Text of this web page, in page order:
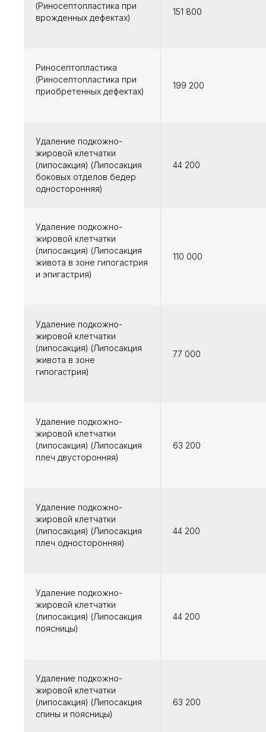
(Риносептопластика при
врожденных дефектах)
151 800
Риносептопластика
(Риносептопластика при
приобретенных дефектах)
199 200
Удаление подкожно-
жировой клетчатки
(липосакция) (Липосакция
боковых отделов бедер
односторонняя)
44 200
Удаление подкожно-
жировой клетчатки
(липосакция) (Липосакция
живота в зоне гипогастрия
и эпигастрия)
110 000
Удаление подкожно-
жировой клетчатки
(липосакция) (Липосакция
живота в зоне
гипогастрия)
77 000
Удаление подкожно-
жировой клетчатки
(липосакция) (Липосакция
плеч двусторонняя)
63 200
Удаление подкожно-
жировой клетчатки
(липосакция) (Липосакция
плеч односторонняя)
44 200
Удаление подкожно-
жировой клетчатки
(липосакция) (Липосакция
поясницы)
44 200
Удаление подкожно-
жировой клетчатки
(липосакция) (Липосакция
спины и поясницы)
63 200